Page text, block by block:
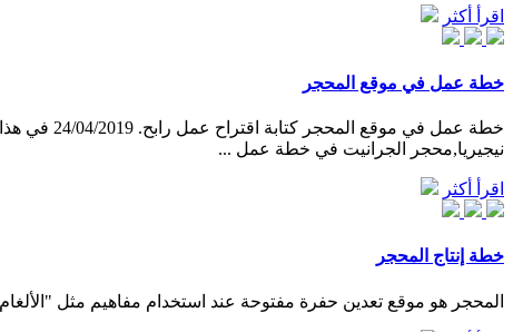
اقرأ أكثر
خطة عمل في موقع المحجر
نيجيريا,محجر الجرانيت في خطة عمل ...
اقرأ أكثر
خطة إنتاج المحجر
المحجر هو موقع تعدين حفرة مفتوحة عند استخدام مفاهيم مثل